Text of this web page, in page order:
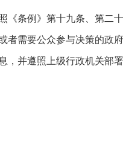
《条例》第十九条、第二
者需要公众参与决策的政
，并遵照上级行政机关部